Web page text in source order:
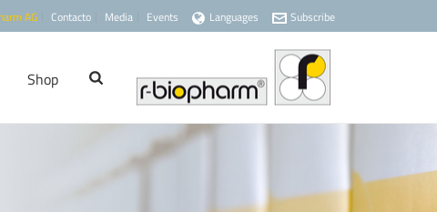
AG Contacto Media Events Languages Subscribe
Shop